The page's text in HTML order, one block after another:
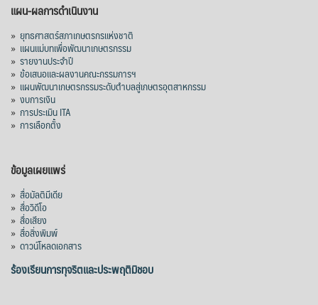
แผน-ผลการดำเนินงาน
» ยุทธศาสตร์สภาเกษตรกรแห่งชาติ
» แผนแม่บทเพื่อพัฒนาเกษตรกรรม
» รายงานประจำปี
» ข้อเสนอและผลงานคณะกรรมการฯ
» แผนพัฒนาเกษตรกรรมระดับตำบลสู่เกษตรอุตสาหกรรม
» งบการเงิน
» การประเมิน ITA
» การเลือกตั้ง
ข้อมูลเผยแพร่
» สื่อมัลติมีเดีย
» สื่อวิดีโอ
» สื่อเสียง
» สื่อสิ่งพิมพ์
» ดาวน์โหลดเอกสาร
ร้องเรียนการทุจริตและประพฤติมิชอบ